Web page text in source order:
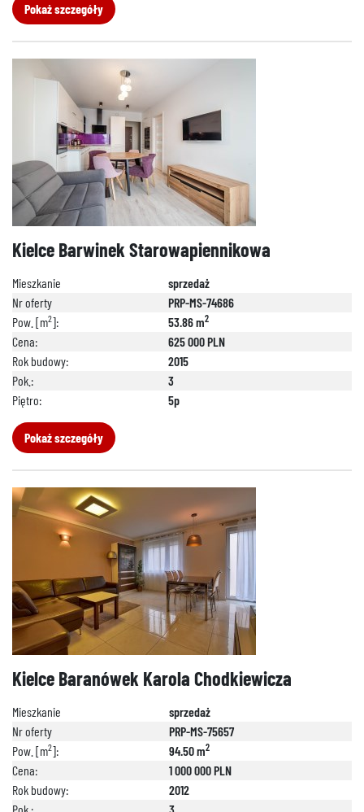
Pokaż szczegóły
Kielce Barwinek Starowapiennikowa
Mieszkanie
sprzedaż
Nr oferty
PRP-MS-74686
Pow. [m2]: 53.86 m2
Cena:
625 000 PLN
Rok budowy:
2015
Pok.:
3
Piętro:
5p
Pokaż szczegóły
Kielce Baranówek Karola Chodkiewicza
Mieszkanie
sprzedaż
Nr oferty
PRP-MS-75657
Pow. [m2]: 94.50 m2
Cena:
1 000 000 PLN
Rok budowy:
2012